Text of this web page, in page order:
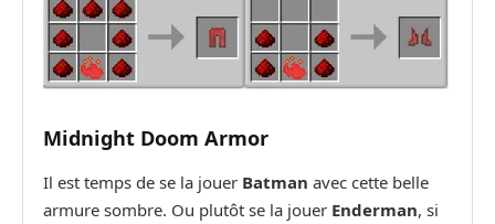
Midnight Doom Armor
Il est temps de se la jouer Batman avec cette belle
armure sombre. Ou plutôt se la jouer Enderman, si